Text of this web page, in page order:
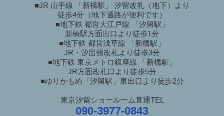
■JR 山手線 「新橋駅」 汐留改札（地下）より
徒歩4分（地下通路が便利です）
■地下鉄 都営大江戸線 「汐留駅」
新橋駅方面出口より徒歩1分
■地下鉄 都営浅草線 「新橋駅」
JR・汐留側改札より徒歩3分
■地下鉄 東京メトロ銀座線 「新橋駅」
JR方面改札口より徒歩5分
■ゆりかもめ「汐留駅」東出口より徒歩2分
東京汐留ショールーム直通TEL
090-3977-0843